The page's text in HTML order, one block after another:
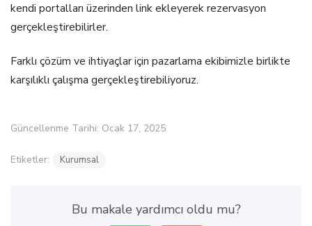
kendi portalları üzerinden link ekleyerek rezervasyon
gerçekleştirebilirler.
Farklı çözüm ve ihtiyaçlar için pazarlama ekibimizle birlikte
karşılıklı çalışma gerçekleştirebiliyoruz.
Güncellenme Tarihi: Ocak 17, 2025
Etiketler: Kurumsal
Bu makale yardımcı oldu mu?